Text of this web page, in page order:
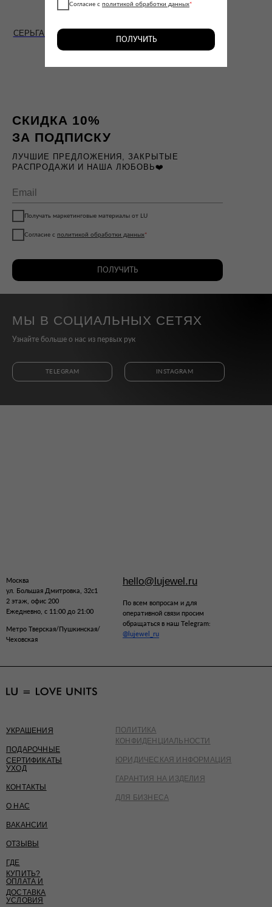
СЕРЬГА LOVE С ФИАНИТОМ
2790 ₽
СКИДКА 10%
ЗА ПОДПИСКУ
Получать маркетинговые материалы от LU
Согласие с политикой обработки данных*
ПОЛУЧИТЬ
МЫ В СОЦИАЛЬНЫХ СЕТЯХ
Узнайте больше о нас из первых рук
TELEGRAM INSTAGRAM
ЛУЧШИЕ ПРЕДЛОЖЕНИЯ, ЗАКРЫТЫЕ
РАСПРОДАЖИ И НАША ЛЮБОВЬ❤️
По всем вопросам и для
оперативной связи просим
обращаться в наш Telegram:
@lujewel_ru
Москва
ул. Большая Дмитровка, 32с1
2 этаж, офис 200
Ежедневно, с 11:00 до 21:00
hello@lujewel.ru
Метро Тверская/Пушкинская/
Чеховская
ПОЛИТИКА
КОНФИДЕНЦИАЛЬНОСТИ
ЮРИДИЧЕСКАЯ ИНФОРМАЦИЯ
ГАРАНТИЯ НА ИЗДЕЛИЯ
ДЛЯ БИЗНЕСА
УКРАШЕНИЯ
ПОДАРОЧНЫЕ
СЕРТИФИКАТЫ
КОНТАКТЫ
О НАС
ОПЛАТА И
ДОСТАВКА
УСЛОВИЯ
УХОД
ОТЗЫВЫ
ГДЕ
КУПИТЬ?
ВАКАНСИИ
Согласие с политикой обработки данных*
ПОЛУЧИТЬ